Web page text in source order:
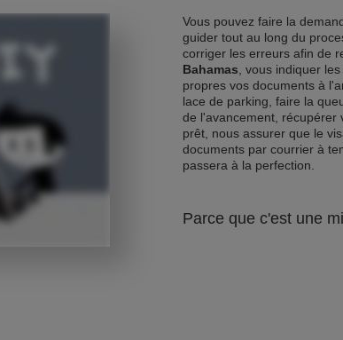
Vous pouvez faire la
guider tout au long du
corriger les erreurs afin de
Bahamas , vous indiquer
propres vos documents à
lace de parking, faire la
de l'avancement, récupérer
prêt, nous assurer que le
documents par courrier à
passera à la perfection.
Parce que c'est une